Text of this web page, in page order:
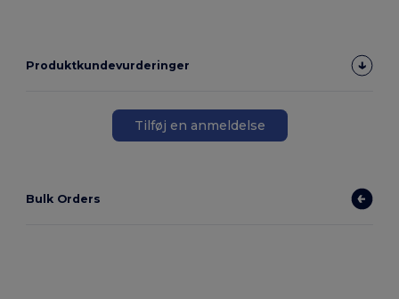
Produktkundevurderinger
Tilføj en anmeldelse
Bulk Orders